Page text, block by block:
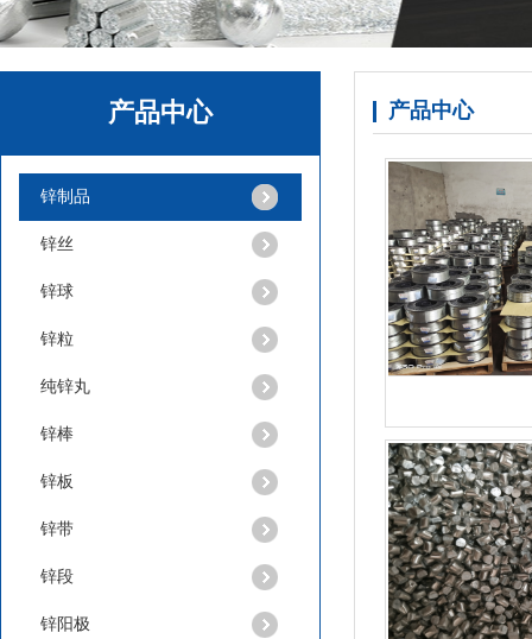
产品中心
锌制品
锌丝
锌球
锌粒
纯锌丸
锌棒
锌板
锌带
锌段
锌阳极
锌球
产品中心